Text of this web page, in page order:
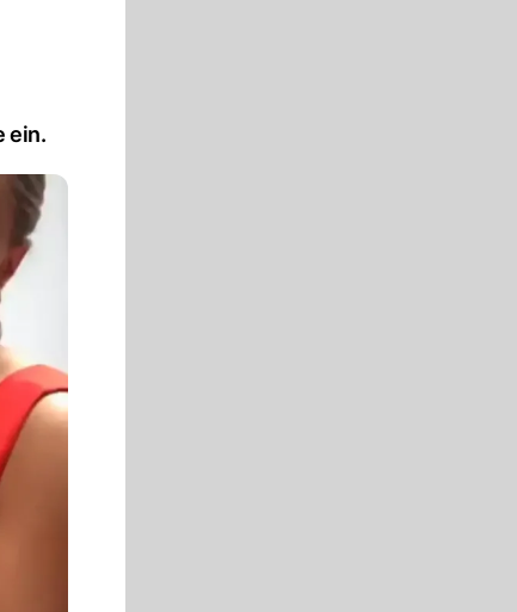
ein.